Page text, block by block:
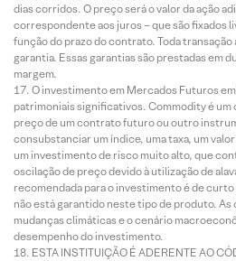
dias corridos. O preço será o valor da ação
correspondente aos juros – que são fixados
função do prazo do contrato. Toda
garantia. Essas garantias são prestadas em
margem.
O investimento em Mercados Futuros
patrimoniais significativos. Commodity é
preço de um contrato futuro ou outro
consubstanciar um índice, uma taxa, um
um investimento de risco muito alto, que
oscilação de preço devido à utilização de
recomendada para o investimento é de
não está garantido neste tipo de produto. As
mudanças climáticas e o cenário
desempenho do investimento.
ESTA INSTITUIÇÃO É ADERENTE AO